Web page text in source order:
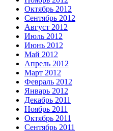
Октябрь 2012
Сентябрь 2012
Август 2012
Июль 2012
Июнь 2012
Май 2012
Апрель 2012
Март 2012
Февраль 2012
Январь 2012
Декабрь 2011
Ноябрь 2011
Октябрь 2011
Сентябрь 2011